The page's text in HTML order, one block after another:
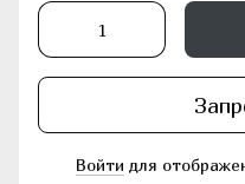
Войти для